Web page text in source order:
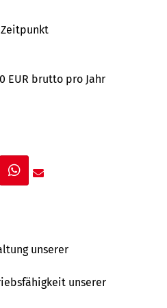
EUR brutto pro Jahr
unserer
unserer